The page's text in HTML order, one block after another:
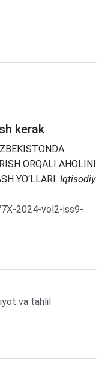
kerak
ORQALI AHOLINI
YO‘LLARI. Iqtisodiy
2024-vol2-iss9-
va tahlil